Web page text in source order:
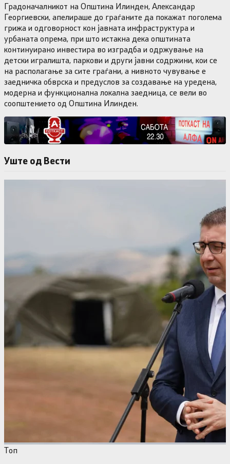
Градоначалникот на Општина Илинден, Александар
Георгиевски, апелираше до граѓаните да покажат поголема
грижа и одговорност кон јавната инфраструктура и
урбаната опрема, при што истакна дека општината
континуирано инвестира во изградба и одржување на
детски игралишта, паркови и други јавни содржини, кои се
на располагање за сите граѓани, а нивното чувување е
заедничка обврска и предуслов за создавање на уредена,
модерна и функционална локална заедница, се вели во
соопштението од Општина Илинден.
Уште од Вести
Tоп